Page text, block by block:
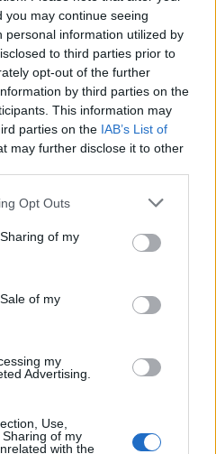
may continue seeing
personal information utilized by
to third parties prior to
opt-out of the further
by third parties on the
This information may
parties on the IAB’s List of
may further disclose it to other
Opt Outs
of my
of my
my
Advertising.
Use,
of my
with the
$
$
$
1650